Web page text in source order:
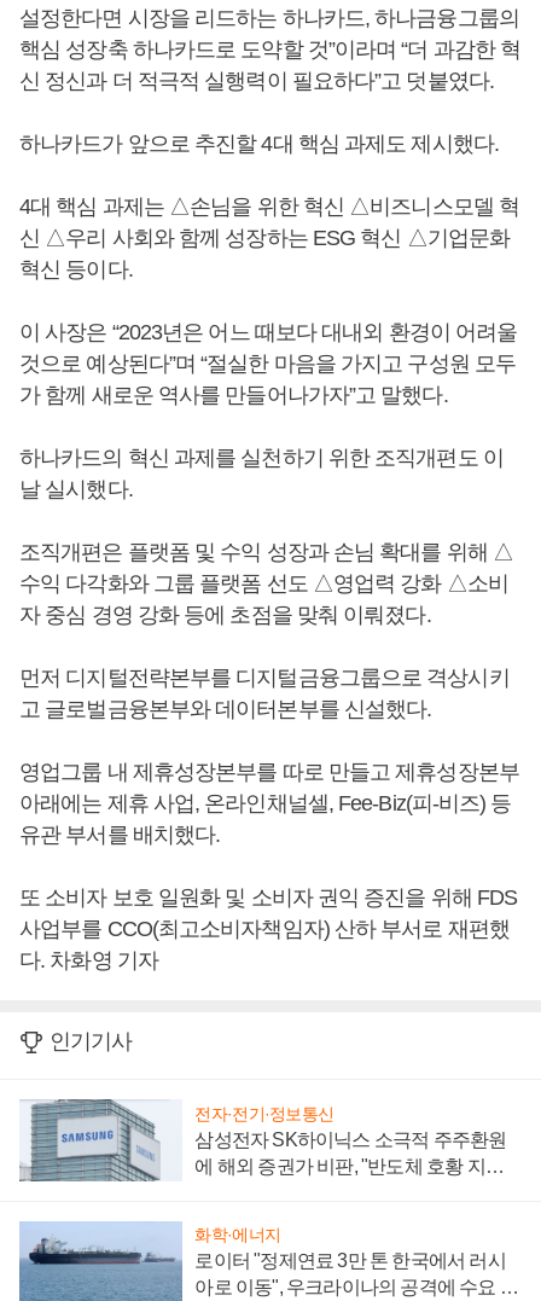
설정한다면 시장을 리드하는 하나카드, 하나금융그룹의
핵심 성장축 하나카드로 도약할 것”이라며 “더 과감한 혁
신 정신과 더 적극적 실행력이 필요하다”고 덧붙였다.
하나카드가 앞으로 추진할 4대 핵심 과제도 제시했다.
4대 핵심 과제는 △손님을 위한 혁신 △비즈니스모델 혁
신 △우리 사회와 함께 성장하는 ESG 혁신 △기업문화
혁신 등이다.
이 사장은 “2023년은 어느 때보다 대내외 환경이 어려울
것으로 예상된다”며 “절실한 마음을 가지고 구성원 모두
가 함께 새로운 역사를 만들어나가자”고 말했다.
하나카드의 혁신 과제를 실천하기 위한 조직개편도 이
날 실시했다.
조직개편은 플랫폼 및 수익 성장과 손님 확대를 위해 △
수익 다각화와 그룹 플랫폼 선도 △영업력 강화 △소비
자 중심 경영 강화 등에 초점을 맞춰 이뤄졌다.
먼저 디지털전략본부를 디지털금융그룹으로 격상시키
고 글로벌금융본부와 데이터본부를 신설했다.
영업그룹 내 제휴성장본부를 따로 만들고 제휴성장본부
아래에는 제휴 사업, 온라인채널셀, Fee-Biz(피-비즈) 등
유관 부서를 배치했다.
또 소비자 보호 일원화 및 소비자 권익 증진을 위해 FDS
사업부를 CCO(최고소비자책임자) 산하 부서로 재편했
다. 차화영 기자
인기기사
전자·전기·정보통신
삼성전자 SK하이닉스 소극적 주주환원
에 해외 증권가 비판, "반도체 호황 지속
화학·에너지
로이터 "정제연료 3만 톤 한국에서 러시
아로 이동", 우크라이나의 공격에 수요 늘